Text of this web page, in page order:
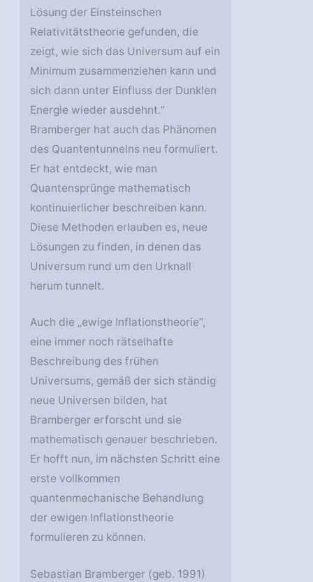
Lösung der Einsteinschen
Relativitätstheorie gefunden, die
zeigt, wie sich das Universum auf ein
Minimum zusammenziehen kann und
sich dann unter Einfluss der Dunklen
Energie wieder ausdehnt.“
Bramberger hat auch das Phänomen
des Quantentunnelns neu formuliert.
Er hat entdeckt, wie man
Quantensprünge mathematisch
kontinuierlicher beschreiben kann.
Diese Methoden erlauben es, neue
Lösungen zu finden, in denen das
Universum rund um den Urknall
herum tunnelt.
Auch die „ewige Inflationstheorie“,
eine immer noch rätselhafte
Beschreibung des frühen
Universums, gemäß der sich ständig
neue Universen bilden, hat
Bramberger erforscht und sie
mathematisch genauer beschrieben.
Er hofft nun, im nächsten Schritt eine
erste vollkommen
quantenmechanische Behandlung
der ewigen Inflationstheorie
formulieren zu können.
Sebastian Bramberger (geb. 1991)